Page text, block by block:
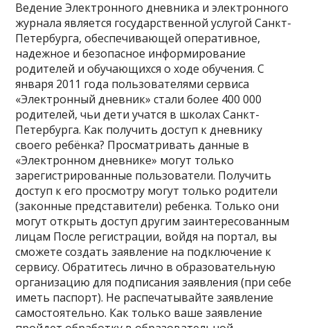
Ведение Электронного дневника и электронного
журнала является государственной услугой Санкт-
Петербурга, обеспечивающей оперативное,
надежное и безопасное информирование
родителей и обучающихся о ходе обучения. С
января 2011 года пользователями сервиса
«Электронный дневник» стали более 400 000
родителей, чьи дети учатся в школах Санкт-
Петербурга. Как получить доступ к дневнику
своего ребёнка? Просматривать данные в
«Электронном дневнике» могут только
зарегистрированные пользователи. Получить
доступ к его просмотру могут только родители
(законные представители) ребенка. Только они
могут открыть доступ другим заинтересованным
лицам После регистрации, войдя на портал, вы
сможете создать заявление на подключение к
сервису. Обратитесь лично в образовательную
организацию для подписания заявления (при себе
иметь паспорт). Не распечатывайте заявление
самостоятельно. Как только ваше заявление